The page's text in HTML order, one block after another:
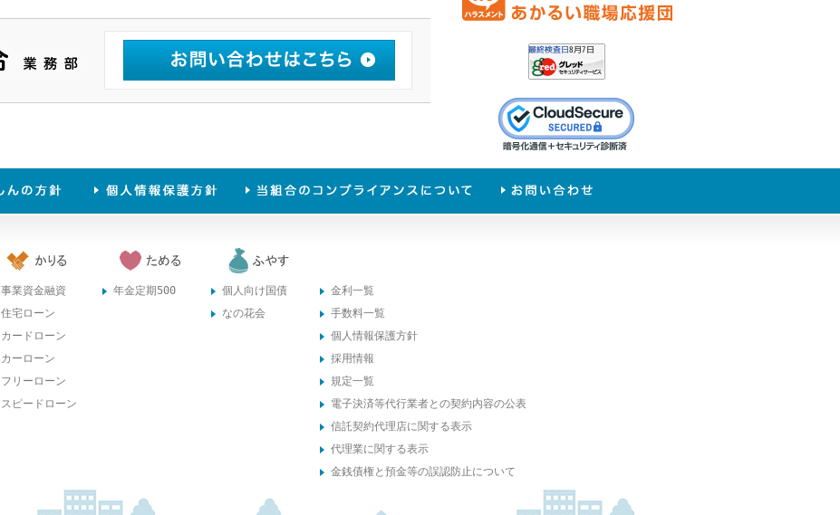
事業資金融資
住宅ローン
カードローン
カーローン
フリーローン
スピードローン
年金定期500
個人向け国債
なの花会
金利一覧
手数料一覧
個人情報保護方針
採用情報
規定一覧
電子決済等代行業者との契約内容の公表
信託契約代理店に関する表示
代理業に関する表示
金銭債権と預金等の誤認防止について